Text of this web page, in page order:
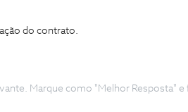
do contrato.
Marque como "Melhor Resposta" e